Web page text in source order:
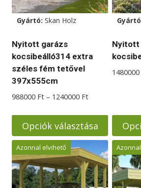
Gyártó: Skan Holz
Nyitott garázs
kocsibeálló314 extra
széles fém tetővel
397x555cm
988000 Ft – 1240000 FtÁrtartomány:
-
1240000 Ft
Opciók választása
Ennek
a
terméknek
több
Nyitott
1480000
Ennek
a
több
Azonnal elvihető